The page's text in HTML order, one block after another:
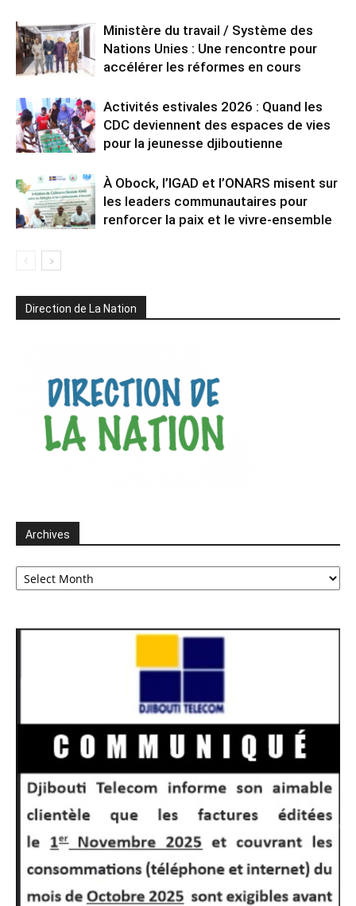
Ministère du travail / Système des
Nations Unies : Une rencontre pour
accélérer les réformes en cours
Activités estivales 2026 : Quand les
CDC deviennent des espaces de vies
pour la jeunesse djiboutienne
À Obock, l’IGAD et l’ONARS misent sur
les leaders communautaires pour
renforcer la paix et le vivre-ensemble
Direction de La Nation
Archives
Archives